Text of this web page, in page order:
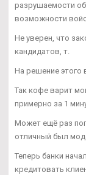
разрушаемости
возможности
Не уверен, что
кандидатов, т.
На решение этого
Так кофе варит
примерно за 1
Может ещё раз
отличный был
Теперь банки
кредитовать